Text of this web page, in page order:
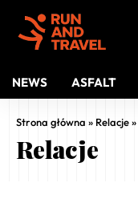
NEWS ASFALT
Strona główna » Relacje»
Relacje